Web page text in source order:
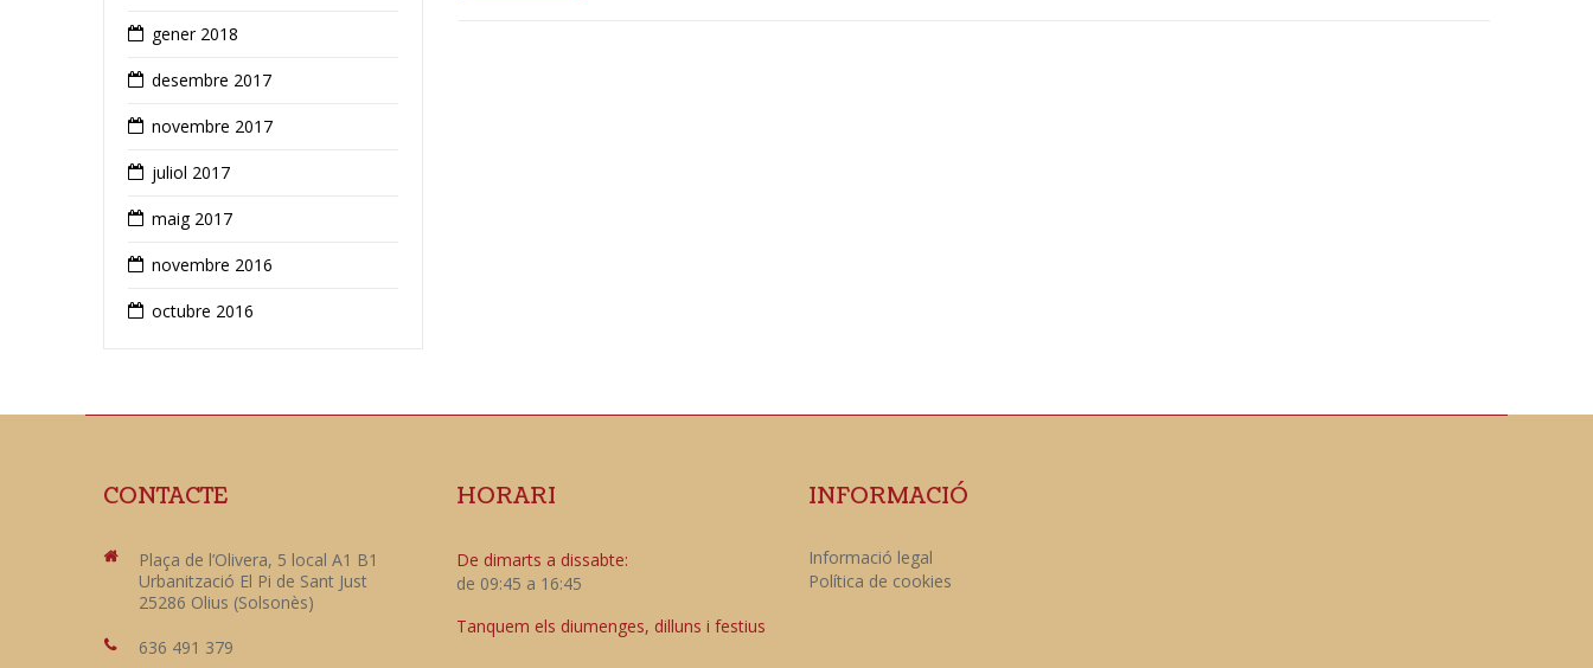
gener 2018
desembre 2017
novembre 2017
juliol 2017
maig 2017
novembre 2016
octubre 2016
CONTACTE
Plaça de l’Olivera, 5 local A1 B1
Urbanització El Pi de Sant Just
25286 Olius (Solsonès)
636 491 379
HORARI
De dimarts a dissabte:
de 09:45 a 16:45
Tanquem els diumenges, dilluns i festius
INFORMACIÓ
Informació legal
Política de cookies